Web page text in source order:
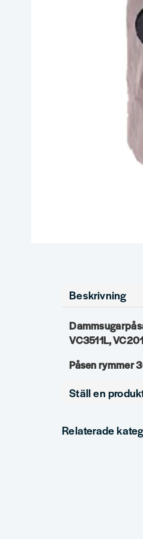
Beskrivning
VC3511L,
Påsen rymmer
Ställ en
Fråga oss något
Relaterade